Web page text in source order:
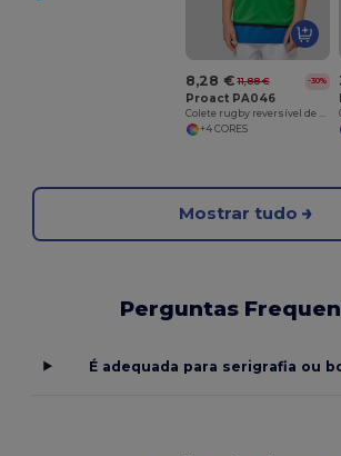
8,28 € 11,88 € -30%
Proact PA046
+4 CORES
Mostrar tudo
Perguntas
É adequada para serigrafia ou